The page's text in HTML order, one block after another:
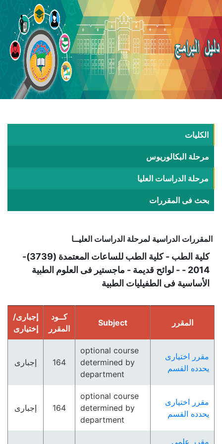
الكليات
مرحلة البكالوريوس
مرحلة الدراسات العليا
بحث فى المقررات
المقررات الدراسية لمرحلة الدراسات العليــا
كلية الطب - كلية الطب للساعات المعتمدة (3739)-
2014 - - لوائح قديمة - ماجستير فى العلوم الطبية
الأساسية فى الطفيليات الطبية
المقرر Subject
كــود
المقرر
إجبارى/
إختيارى
مقرر اختيارى
يحدده القسم
optional course
determined by
department
164 إجبارى
مقرر اختيارى
يحدده القسم
optional course
determined by
department
164 إجبارى
مقرر علمي